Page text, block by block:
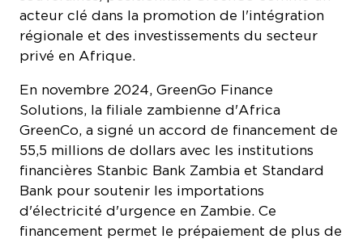
acteur clé dans la promotion de l'intégration
régionale et des investissements du secteur
privé en Afrique.
En novembre 2024, GreenGo Finance
Solutions, la filiale zambienne d'Africa
GreenCo, a signé un accord de financement de
55,5 millions de dollars avec les institutions
financières Stanbic Bank Zambia et Standard
Bank pour soutenir les importations
d'électricité d'urgence en Zambie. Ce
financement permet le prépaiement de plus de